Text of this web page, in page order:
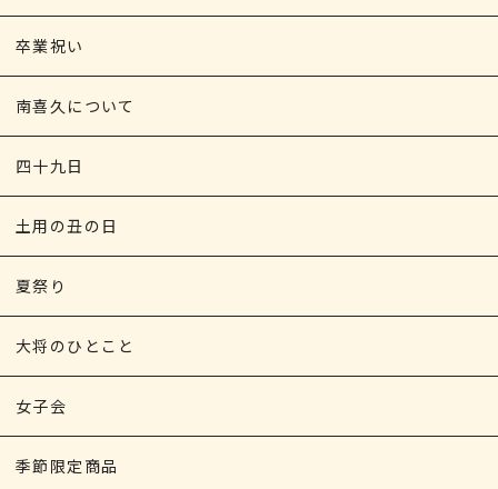
卒業祝い
南喜久について
四十九日
土用の丑の日
夏祭り
大将のひとこと
女子会
季節限定商品